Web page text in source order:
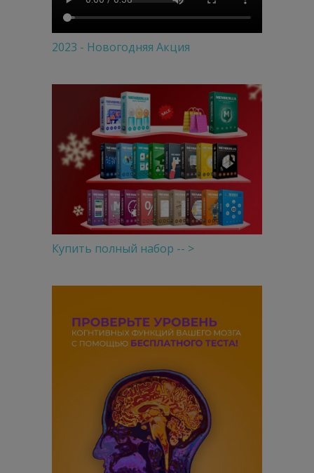
2023 - Новогодняя Акция
Купить полный набор -- >